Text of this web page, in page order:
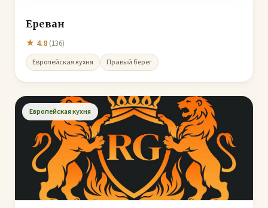
Ереван
★ 4.8 (136)
Европейская кухня Правый берег
Европейская кухня